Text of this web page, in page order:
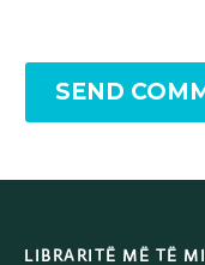
SEND
LIBRARITË MË TË